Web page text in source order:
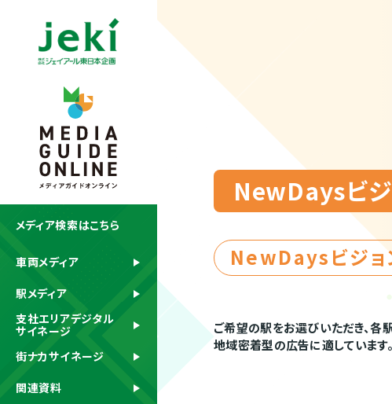
NewDaysビ
NewDaysビジョ
ご希望の駅をお選びいただき、各
地域密着型の広告に適しています。
メディア検索はこちら
車両メディア
駅メディア
支社エリアデジタル
サイネージ
街ナカサイネージ
関連資料